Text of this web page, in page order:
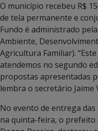
O município recebeu R$
de tela permanente e
Fundo é administrado
Ambiente,
Agricultura Familiar).
atendemos no segundo
propostas apresentadas
lembra o secretário Jaime
No evento de entrega
na quinta-feira, o prefeito